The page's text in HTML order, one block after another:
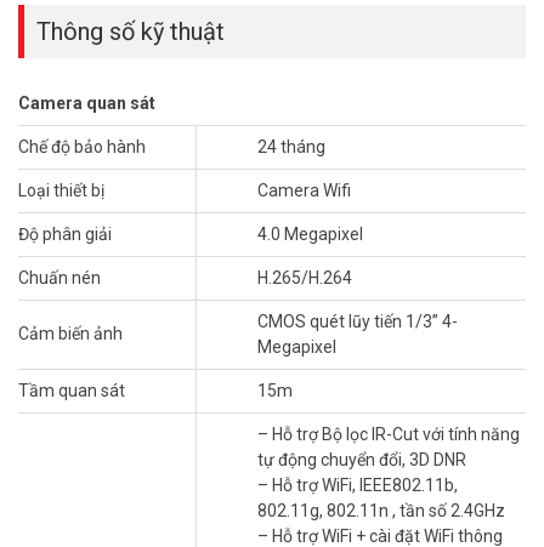
Dễ dàng vận hành
EZVIZ HB8 2K là
sở hữu dung lượng pin lớn nhất trong
số các camera an ninh quay quét trên thị trường. Trong khi các
camera khác có điểm giới hạn như phải phụ thuộc vị trí của ổ cắm
hay chiều dài của cáp kết nối, HB8 không dây cung cấp khả năng
không giới hạn. Chỉ cần đặt HB8 ở nơi bạn muốn, nơi bạn thấy được
Thông số kỹ thuật
Camera quan sát
Chế độ bảo hành 24 tháng
Loại thiết bị Camera Wifi
Độ phân giải 4.0 Megapixel
Chuấn nén H.265/H.264
Cảm biến ảnh
CMOS quét lũy tiến 1/3” 4-
Megapixel
Tầm quan sát 15m
– Hỗ trợ Bộ lọc IR-Cut với tính năng
tự động chuyển đổi, 3D DNR
– Hỗ trợ WiFi, IEEE802.11b,
802.11g, 802.11n , tần số 2.4GHz
– Hỗ trợ WiFi + cài đặt WiFi thông